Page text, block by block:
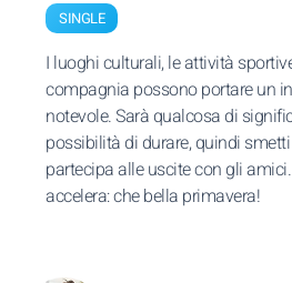
SINGLE
I luoghi culturali, le attività
compagnia possono portare un
notevole. Sarà qualcosa di
possibilità di durare, quindi
partecipa alle uscite con gli
accelera: che bella primavera!